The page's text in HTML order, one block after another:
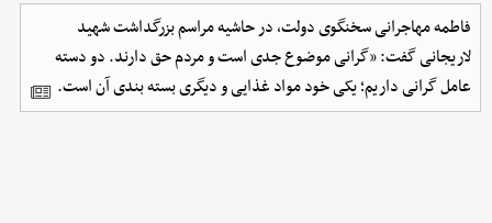
فاطمه مهاجرانی سخنگوی‌ دولت، در حاشیه مراسم بزرگداشت شهید
لاریجانی گفت: «گرانی موضوع جدی است و مردم حق دارند. دو دسته
عامل گرانی داریم؛ یکی خود مواد غذایی و دیگری بسته بندی آن است.